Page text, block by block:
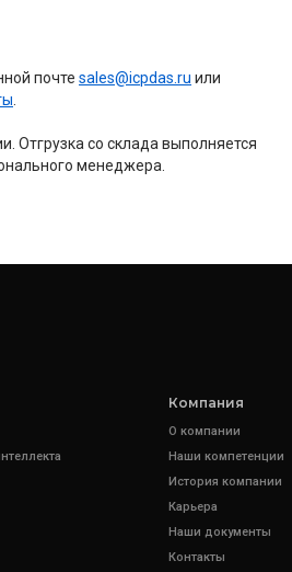
почте sales@icpdas.ru или
Отгрузка со склада выполняется
менеджера.
Компания
О компании
Наши компетенции
История компании
Карьера
Наши документы
Контакты